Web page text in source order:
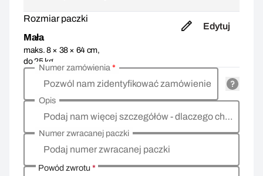
Rozmiar paczki
Mała
maks. 8 × 38 × 64 cm,
do 25 kg
Edytuj
Pozwól nam zidentyfikować zamówienie
Numer zamówienia*
Podaj nam więcej szczegółów - dlaczego chcesz zwrócić towar, co jest powodem?
Opis
Podaj numer zwracanej paczki
Numer zwracanej paczki
Powód zwrotu*